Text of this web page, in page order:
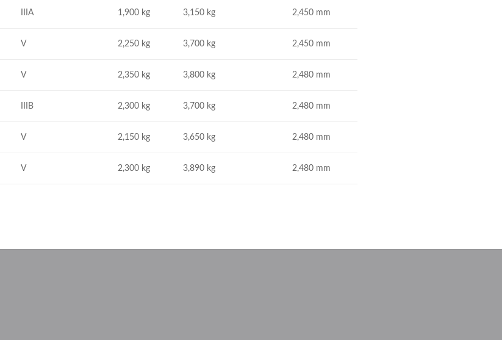
IIIA 1,900 kg 3,150 kg 2,450 mm
V 2,250 kg 3,700 kg 2,450 mm
V 2,350 kg 3,800 kg 2,480 mm
IIIB 2,300 kg 3,700 kg 2,480 mm
V 2,150 kg 3,650 kg 2,480 mm
V 2,300 kg 3,890 kg 2,480 mm